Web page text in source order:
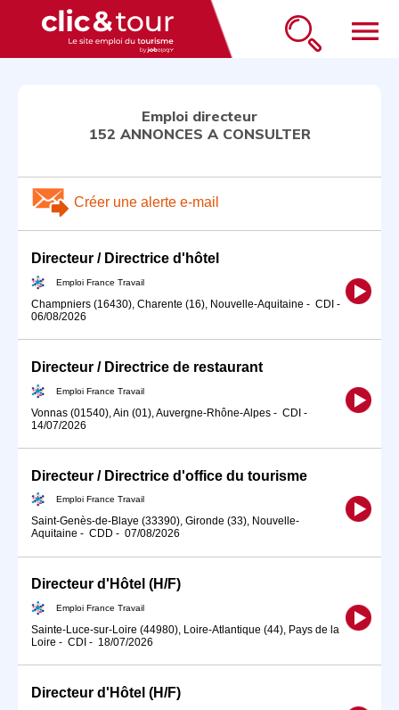
menu
Emploi directeur
152 ANNONCES A CONSULTER
Créer une alerte e-mail
Directeur / Directrice d'hôtel
Emploi France Travail
Champniers (16430), Charente (16), Nouvelle-Aquitaine - CDI -
06/08/2026
Directeur / Directrice de restaurant
Emploi France Travail
Vonnas (01540), Ain (01), Auvergne-Rhône-Alpes - CDI -
14/07/2026
Directeur / Directrice d'office du tourisme
Emploi France Travail
Saint-Genès-de-Blaye (33390), Gironde (33), Nouvelle-
Aquitaine - CDD - 07/08/2026
Directeur d'Hôtel (H/F)
Emploi France Travail
Sainte-Luce-sur-Loire (44980), Loire-Atlantique (44), Pays de la
Loire - CDI - 18/07/2026
Directeur d'Hôtel (H/F)